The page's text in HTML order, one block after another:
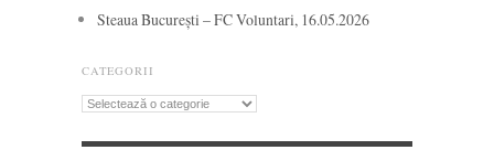
Steaua București – FC Voluntari, 16.05.2026
CATEGORII
Categorii